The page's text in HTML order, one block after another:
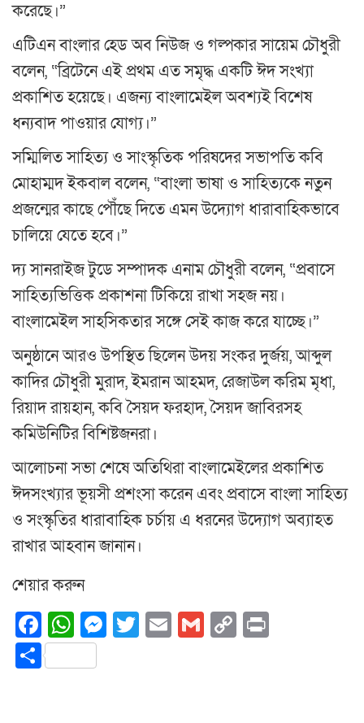
করেছে।”
এটিএন বাংলার হেড অব নিউজ ও গল্পকার সায়েম চৌধুরী
বলেন, “ব্রিটেনে এই প্রথম এত সমৃদ্ধ একটি ঈদ সংখ্যা
প্রকাশিত হয়েছে। এজন্য বাংলামেইল অবশ্যই বিশেষ
ধন্যবাদ পাওয়ার যোগ্য।”
সম্মিলিত সাহিত্য ও সাংস্কৃতিক পরিষদের সভাপতি কবি
মোহাম্মদ ইকবাল বলেন, “বাংলা ভাষা ও সাহিত্যকে নতুন
প্রজন্মের কাছে পৌঁছে দিতে এমন উদ্যোগ ধারাবাহিকভাবে
চালিয়ে যেতে হবে।”
দ্য সানরাইজ টুডে সম্পাদক এনাম চৌধুরী বলেন, “প্রবাসে
সাহিত্যভিত্তিক প্রকাশনা টিকিয়ে রাখা সহজ নয়।
বাংলামেইল সাহসিকতার সঙ্গে সেই কাজ করে যাচ্ছে।”
অনুষ্ঠানে আরও উপস্থিত ছিলেন উদয় সংকর দুর্জয়, আব্দুল
কাদির চৌধুরী মুরাদ, ইমরান আহমদ, রেজাউল করিম মৃধা,
রিয়াদ রায়হান, কবি সৈয়দ ফরহাদ, সৈয়দ জাবিরসহ
কমিউনিটির বিশিষ্টজনরা।
আলোচনা সভা শেষে অতিথিরা বাংলামেইলের প্রকাশিত
ঈদসংখ্যার ভূয়সী প্রশংসা করেন এবং প্রবাসে বাংলা সাহিত্য
ও সংস্কৃতির ধারাবাহিক চর্চায় এ ধরনের উদ্যোগ অব্যাহত
রাখার আহবান জানান।
শেয়ার করুন
Facebook
WhatsApp
Messenger
Twitter
EmailGmail
Copy
Share